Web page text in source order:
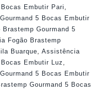
Embutir Pari
5 Bocas Embutir
Gourmand 5
Fogão Brastemp
Buarque
Assistência
Embutir Luz
5 Bocas Embutir
Gourmand 5 Bocas